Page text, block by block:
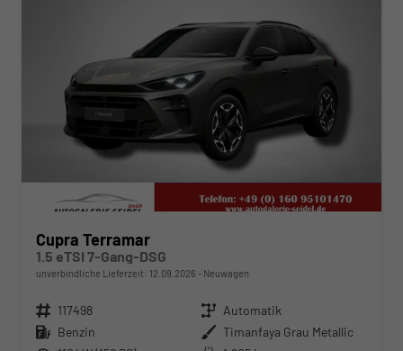
Cupra Terramar
1.5 eTSI 7-Gang-DSG
unverbindliche Lieferzeit: 12.09.2026 Neuwagen
Fahrzeugnr. 117498 Getriebe Automatik
Kraftstoff Benzin Außenfarbe Timanfaya Grau Metallic